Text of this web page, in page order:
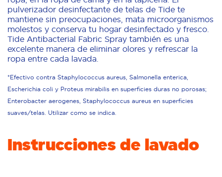
pulverizador desinfectante de telas de Tide te
mantiene sin preocupaciones, mata microorganismos
molestos y conserva tu hogar desinfectado y fresco.
Tide Antibacterial Fabric Spray también es una
excelente manera de eliminar olores y refrescar la
ropa entre cada lavada.
*Efectivo contra Staphylococcus aureus, Salmonella enterica,
Escherichia coli y Proteus mirabilis en superficies duras no porosas;
Enterobacter aerogenes, Staphylococcus aureus en superficies
suaves/telas. Utilizar como se indica.
Instrucciones de lavado